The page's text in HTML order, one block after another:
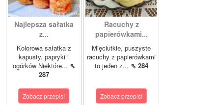
Najlepsza sałatka
z...
Kolorowa sałatka z
kapusty, papryki i
ogórków Niektóre... ⇖
287
Zobacz przepis!
Racuchy z
papierówkami...
Mięciutkie, puszyste
racuchy z papierówkami
to jeden z... ⇖ 284
Zobacz przepis!